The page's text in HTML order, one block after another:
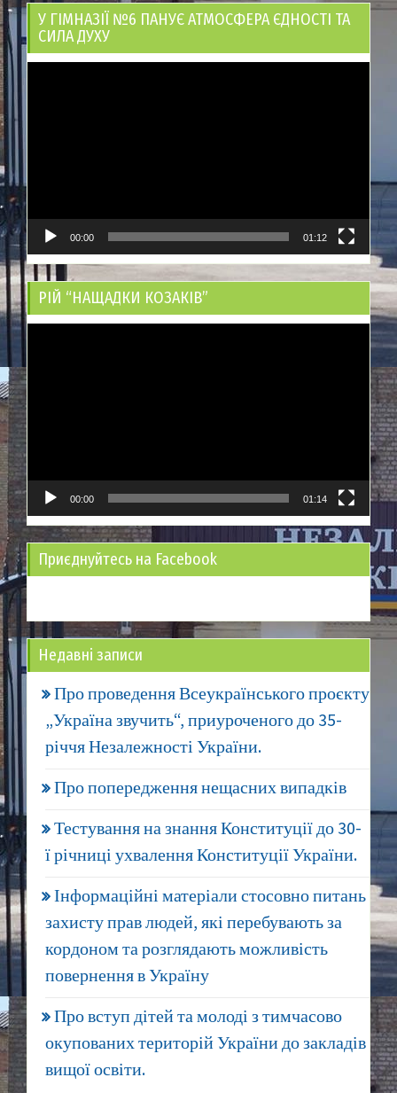
У ГІМНАЗІЇ №6 ПАНУЄ АТМОСФЕРА ЄДНОСТІ ТА
СИЛА ДУХУ
00:00 01:12
РІЙ “НАЩАДКИ КОЗАКІВ”
00:00 01:14
Приєднуйтесь на Facebook
Недавні записи
Про проведення Всеукраїнського проєкту
„Україна звучить“, приуроченого до 35-
річчя Незалежності України.
Про попередження нещасних випадків
Тестування на знання Конституції до 30-
ї річниці ухвалення Конституції України.
Інформаційні матеріали стосовно питань
захисту прав людей, які перебувають за
кордоном та розглядають можливість
повернення в Україну
Про вступ дітей та молоді з тимчасово
окупованих територій України до закладів
вищої освіти.